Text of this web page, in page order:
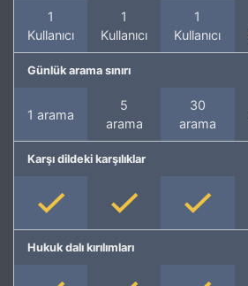
1
Kullanıcı
1
Kullanıcı
1
Kullanıcı
Günlük arama sınırı
1 arama
5
arama
30
arama
Karşı dildeki karşılıklar
Hukuk dalı kırılımları